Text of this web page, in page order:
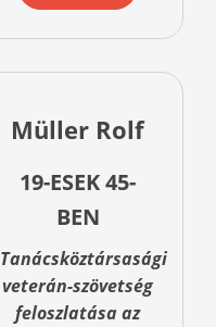
Müller Rolf
19-ESEK 45-
BEN
Tanácsköztársasági
veterán-szövetség
feloszlatása az